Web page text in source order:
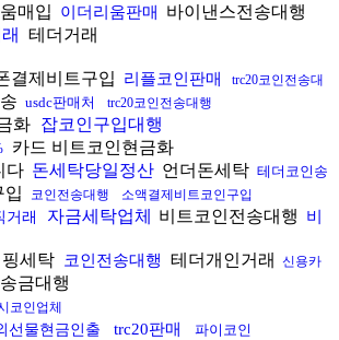
매입 이더리움판매
바이낸스전송대행
테더거래
결제비트구입 리플코인판매
trc20코인전송대
usdc판매처
trc20코인전송대행
화 잡코인구입대행
카드 비트코인현금화
다 돈세탁당일정산 언더돈세탁 테더코인송
입 코인전송대행 소액결제비트코인구입
거래 자금세탁업체 비트코인전송대행
비
핑세탁 코인전송대행 테더개인거래
신용카
금대행
코인업체
선물현금인출 trc20판매 파이코인